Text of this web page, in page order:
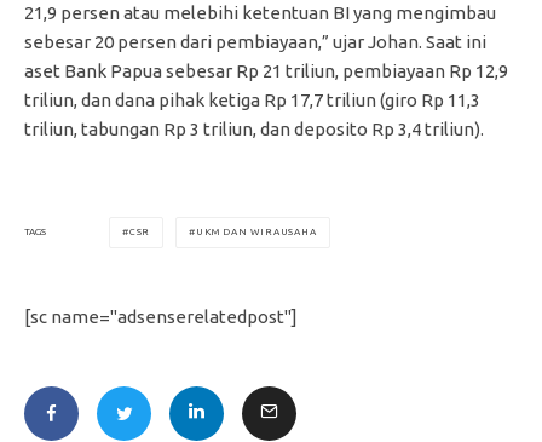
21,9 persen atau melebihi ketentuan BI yang mengimbau
sebesar 20 persen dari pembiayaan,” ujar Johan. Saat ini
aset Bank Papua sebesar Rp 21 triliun, pembiayaan Rp 12,9
triliun, dan dana pihak ketiga Rp 17,7 triliun (giro Rp 11,3
triliun, tabungan Rp 3 triliun, dan deposito Rp 3,4 triliun).
TAGS CSR UKM DAN WIRAUSAHA
[sc name="adsenserelatedpost"]